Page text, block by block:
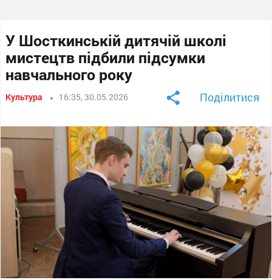
У Шосткинській дитячій школі
мистецтв підбили підсумки
навчального року
Культура 16:35, 30.05.2026 Поділитися